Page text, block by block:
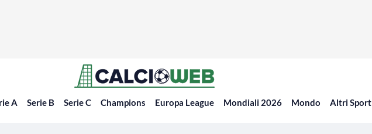
A Serie B Serie C Champions Europa League Mondiali 2026 Mondo Altri Sport